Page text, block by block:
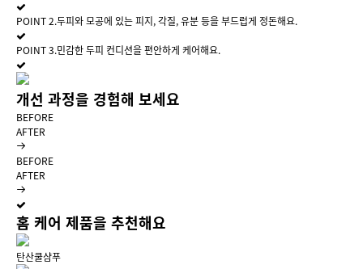
POINT 2.두피와 모공에 있는 피지, 각질, 유분 등을 부드럽게 정돈해요.
POINT 3.민감한 두피 컨디션을 편안하게 케어해요.
개선 과정을 경험해 보세요
BEFORE
AFTER
BEFORE
AFTER
홈 케어 제품을 추천해요
탄산쿨샴푸